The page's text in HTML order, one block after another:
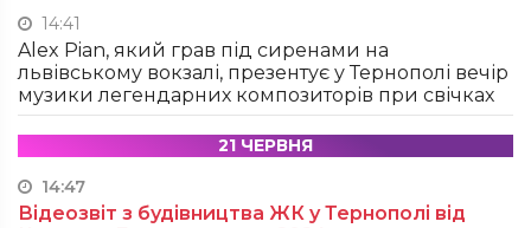
14:41
Alex Pian, який грав під сиренами на
львівському вокзалі, презентує у Тернополі вечір
музики легендарних композиторів при свічках
21 ЧЕРВНЯ
14:47
Відеозвіт з будівництва ЖК у Тернополі від